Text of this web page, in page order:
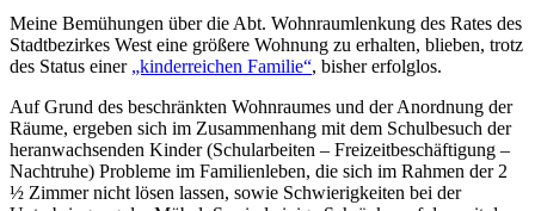
Meine Bemühungen über die Abt. Wohnraumlenkung des Rates des
Stadtbezirkes West eine größere Wohnung zu erhalten, blieben, trotz
des Status einer „kinderreichen Familie“, bisher erfolglos.
Auf Grund des beschränkten Wohnraumes und der Anordnung der
Räume, ergeben sich im Zusammenhang mit dem Schulbesuch der
heranwachsenden Kinder (Schularbeiten – Freizeitbeschäftigung –
Nachtruhe) Probleme im Familienleben, die sich im Rahmen der 2
½ Zimmer nicht lösen lassen, sowie Schwierigkeiten bei der